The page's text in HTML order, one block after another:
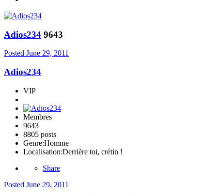
Adios234 9643
Posted June 29, 2011
Adios234
VIP
Membres
9643
8805 posts
Genre:Homme
Localisation:Derrière toi, crétin !
Share
Posted June 29, 2011